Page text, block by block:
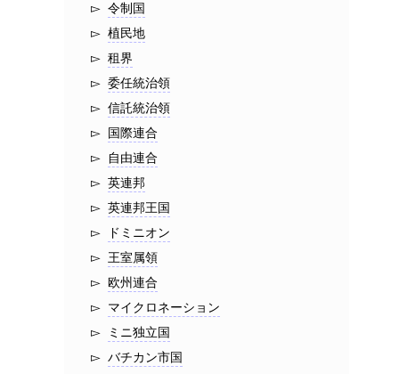
令制国
植民地
租界
委任統治領
信託統治領
国際連合
自由連合
英連邦
英連邦王国
ドミニオン
王室属領
欧州連合
マイクロネーション
ミニ独立国
バチカン市国